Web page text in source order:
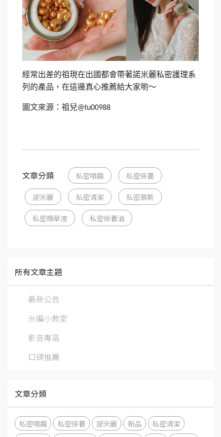
經常出差的祖現在出國都會帶著諾米麗私密護理系
列的產品，在這邊真心推薦給大家喲～
圖文來源：祖兒@tu00988
文章分類 私密噴霧 私密保養
諾米麗 私密清潔 私密慕斯
私密精華液 私密保養油
所有文章主題
最新公告
米編小教室
影音專區
口碑推薦
文章分類
私密噴霧 私密保養 諾米麗 新品
私密清潔